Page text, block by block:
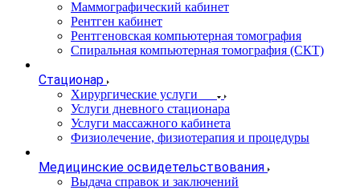
Маммографический кабинет
Рентген кабинет
Рентгеновская компьютерная томография
Спиральная компьютерная томография (СКТ)
Стационар
Хирургические услуги
Услуги дневного стационара
Услуги массажного кабинета
Физиолечение, физиотерапия и процедуры
Медицинские освидетельствования
Выдача справок и заключений